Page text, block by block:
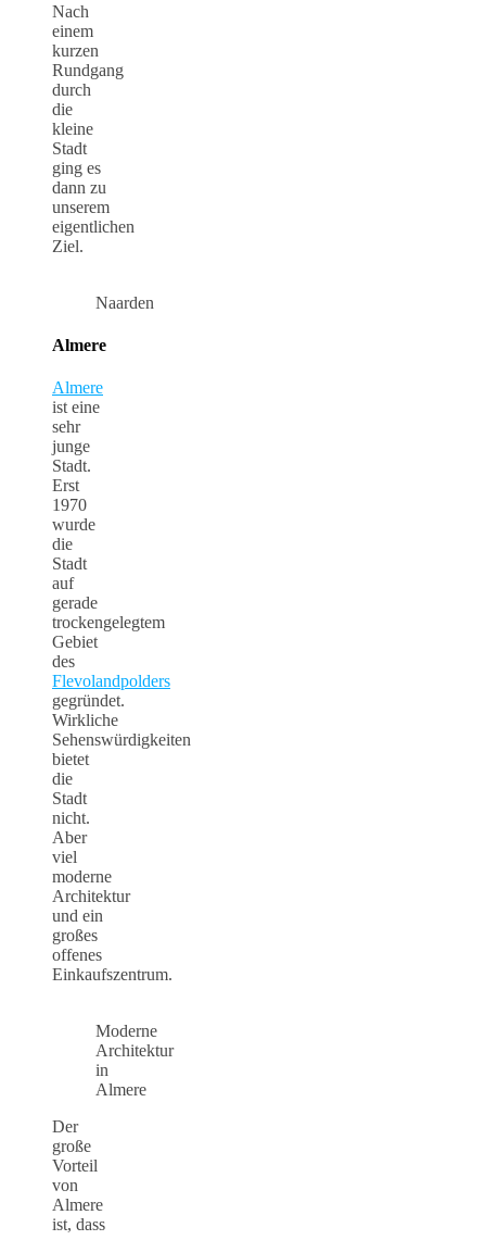
Nach
einem
kurzen
Rundgang
durch
die
kleine
Stadt
ging es
dann zu
unserem
eigentlichen
Ziel.
Naarden
Almere
Almere
ist eine
sehr
junge
Stadt.
Erst
1970
wurde
die
Stadt
auf
gerade
trockengelegtem
Gebiet
des
Flevolandpolders
gegründet.
Wirkliche
Sehenswürdigkeiten
bietet
die
Stadt
nicht.
Aber
viel
moderne
Architektur
und ein
großes
offenes
Einkaufszentrum.
Moderne
Architektur
in
Almere
Der
große
Vorteil
von
Almere
ist, dass